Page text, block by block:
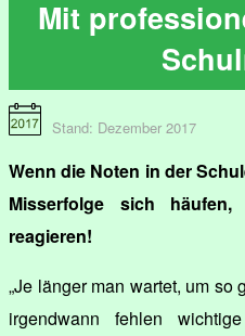
Mit
Stand: Dezember 2017
Wenn die Noten in der
Misserfolge sich
reagieren!
„Je länger man wartet, um
irgendwann fehlen